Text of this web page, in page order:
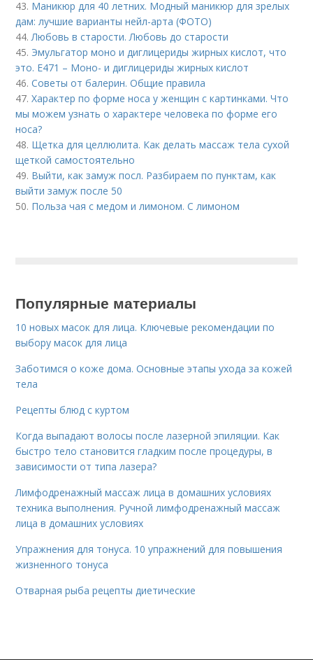
43. Маникюр для 40 летних. Модный маникюр для зрелых
дам: лучшие варианты нейл-арта (ФОТО)
44.Любовь в старости. Любовь до старости
45. Эмульгатор моно и диглицериды жирных кислот, что
это. Е471 – Моно- и диглицериды жирных кислот
46.Советы от балерин. Общие правила
47.Характер по форме носа у женщин с картинками. Что
мы можем узнать о характере человека по форме его
носа?
48. Щетка для целлюлита. Как делать массаж тела сухой
щеткой самостоятельно
49. Выйти, как замуж посл. Разбираем по пунктам, как
выйти замуж после 50
50. Польза чая с медом и лимоном. С лимоном
Популярные материалы
10 новых масок для лица. Ключевые рекомендации по
выбору масок для лица
Заботимся о коже дома. Основные этапы ухода за кожей
тела
Рецепты блюд с куртом
Когда выпадают волосы после лазерной эпиляции. Как
быстро тело становится гладким после процедуры, в
зависимости от типа лазера?
Лимфодренажный массаж лица в домашних условиях
техника выполнения. Ручной лимфодренажный массаж
лица в домашних условиях
Упражнения для тонуса. 10 упражнений для повышения
жизненного тонуса
Отварная рыба рецепты диетические